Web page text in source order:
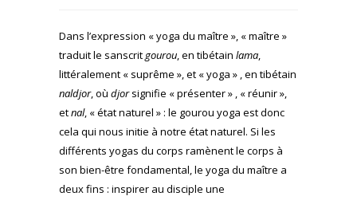
Dans l’expression « yoga du maître », « maître »
traduit le sanscritgourou, en tibétain lama,
littéralement « suprême », et « yoga » , en tibétain
naldjor, où djorsignifie « présenter » , « réunir »,
etnal, « état naturel » : le gourou yoga est donc
cela qui nous initie à notre état naturel. Si les
différents yogas du corps ramènent le corps à
son bien-être fondamental, le yoga du maître a
deux fins : inspirer au disciple une